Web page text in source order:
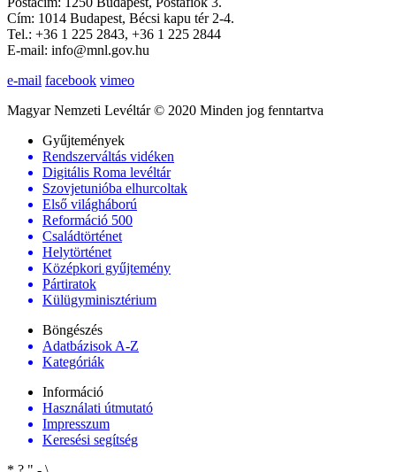
Cím: 1014 Budapest, Bécsi kapu tér 2-4.
Tel.: +36 1 225 2843, +36 1 225 2844
E-mail: info@mnl.gov.hu
e-mail facebook vimeo
Magyar Nemzeti Levéltár © 2020 Minden jog fenntartva
Gyűjtemények
Rendszerváltás vidéken
Digitális Roma levéltár
Szovjetunióba elhurcoltak
Első világháború
Reformáció 500
Családtörténet
Helytörténet
Középkori gyűjtemény
Pártiratok
Külügyminisztérium
Böngészés
Adatbázisok A-Z
Kategóriák
Információ
Használati útmutató
Impresszum
Keresési segítség